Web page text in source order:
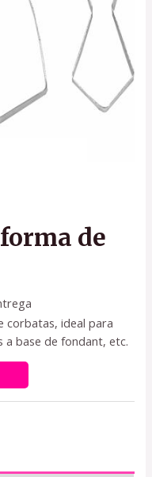
de
corbatas, ideal para
base de fondant, etc.